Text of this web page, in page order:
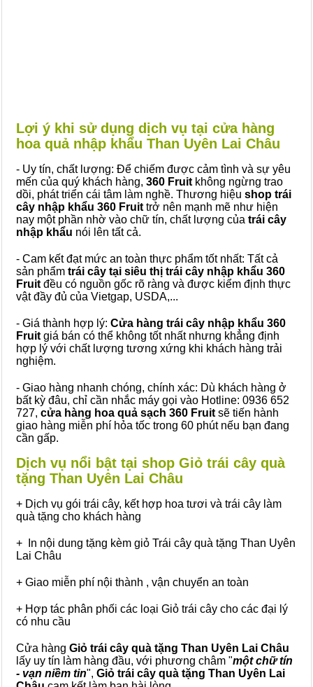
Lợi ý khi sử dụng dịch vụ tại cửa hàng
hoa quả nhập khẩu Than Uyên Lai Châu
- Uy tín, chất lượng: Để chiếm được cảm tình và sự yêu
mến của quý khách hàng, 360 Fruit không ngừng trao
dồi, phát triển cái tâm làm nghề. Thương hiệu shop trái
cây nhập khẩu 360 Fruit trở nên mạnh mẽ như hiện
nay một phần nhờ vào chữ tín, chất lượng của trái cây
nhập khẩu nói lên tất cả.
- Cam kết đạt mức an toàn thực phẩm tốt nhất: Tất cả
sản phẩm trái cây tại siêu thị trái cây nhập khẩu 360
Fruit đều có nguồn gốc rõ ràng và được kiểm định thực
vật đầy đủ của Vietgap, USDA,...
- Giá thành hợp lý: Cửa hàng trái cây nhập khẩu 360
Fruit giá bán có thể không tốt nhất nhưng khẳng định
hợp lý với chất lượng tương xứng khi khách hàng trải
nghiệm.
- Giao hàng nhanh chóng, chính xác: Dù khách hàng ở
bất kỳ đâu, chỉ cần nhắc máy gọi vào Hotline: 0936 652
727, cửa hàng hoa quả sạch 360 Fruit sẽ tiến hành
giao hàng miễn phí hỏa tốc trong 60 phút nếu bạn đang
cần gấp.
Dịch vụ nổi bật tại shop Giỏ trái cây quà
tặng Than Uyên Lai Châu
+ Dịch vụ gói trái cây, kết hợp hoa tươi và trái cây làm
quà tặng cho khách hàng
+ In nội dung tặng kèm giỏ Trái cây quà tặng Than Uyên
Lai Châu
+ Giao miễn phí nội thành , vận chuyển an toàn
+ Hợp tác phân phối các loại Giỏ trái cây cho các đại lý
có nhu cầu
Cửa hàng Giỏ trái cây quà tặng Than Uyên Lai Châu
lấy uy tín làm hàng đầu, với phương châm "một chữ tín
- vạn niềm tin", Giỏ trái cây quà tặng Than Uyên Lai